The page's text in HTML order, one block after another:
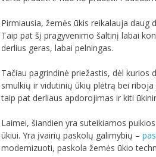
Pirmiausia, žemės ūkis reikalauja
Taip pat šį pragyvenimo šaltinį labai
derlius geras, labai pelningas.
Tačiau pagrindinė priežastis, dėl
smulkių ir vidutinių ūkių plėtrą bei
taip pat derliaus apdorojimas ir kiti
Laimei, šiandien yra suteikiamos
ūkiui. Yra įvairių paskolų galimybių –
modernizuoti, paskola žemės ūkio